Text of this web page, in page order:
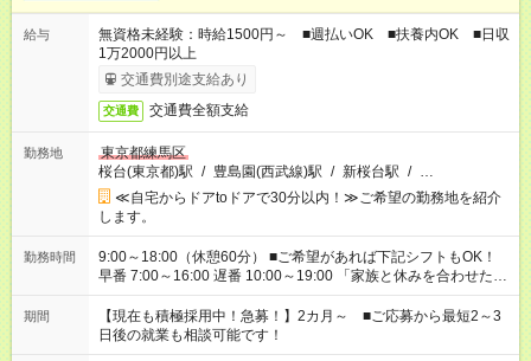
給与
無資格未経験：時給1500円～ ■週払いOK ■扶養内OK ■日収
1万2000円以上
交通費別途支給あり
交通費 交通費全額支給
勤務地
東京都練馬区
桜台(東京都)駅 / 豊島園(西武線)駅 / 新桜台駅 / …
≪自宅からドアtoドアで30分以内！≫ご希望の勤務地を紹介
します。
勤務時間
9:00～18:00（休憩60分） ■ご希望があれば下記シフトもOK！
早番 7:00～16:00 遅番 10:00～19:00 「家族と休みを合わせた
い」 「余裕を持って夕飯の準備がしたい」 「できれば残業はし
たくない」 など、ご希望を教えてくださいね。 ※Wワーク希望
の方へ 今ご覧のお仕事で希望する勤務時間と、もう1つのお仕事
の勤務時間。 合計で週40時間を超える場合は応募できません。
期間
【現在も積極採用中！急募！】2カ月～ ■ご応募から最短2～3
日後の就業も相談可能です！